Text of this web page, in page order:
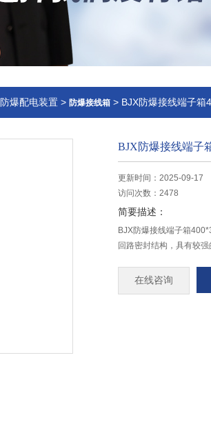
防爆配电装置 > 防爆接线箱 > BJX防爆接线端子
BJX防爆接线端子
更新时间：2025-09-17
访问次数：2478
简要描述：
BJX防爆接线端子箱
回路密封结构，具有较强
在线咨询